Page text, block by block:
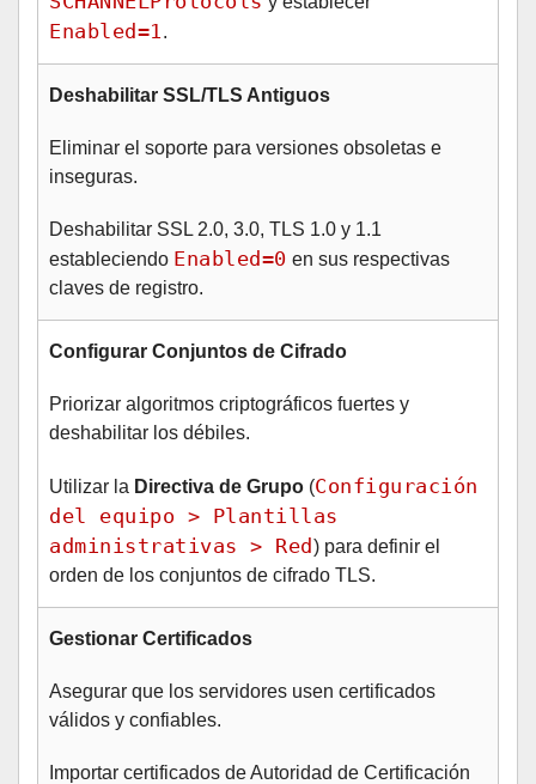
Enabled=1.
Deshabilitar SSL/TLS Antiguos
Eliminar el soporte para versiones obsoletas e
inseguras.
Deshabilitar SSL 2.0, 3.0, TLS 1.0 y 1.1
estableciendo Enabled=0 en sus respectivas
claves de registro.
Configurar Conjuntos de Cifrado
Priorizar algoritmos criptográficos fuertes y
deshabilitar los débiles.
Utilizar la Directiva de Grupo (Configuración
del equipo > Plantillas
administrativas > Red) para definir el
orden de los conjuntos de cifrado TLS.
Gestionar Certificados
Asegurar que los servidores usen certificados
válidos y confiables.
Importar certificados de Autoridad de Certificación